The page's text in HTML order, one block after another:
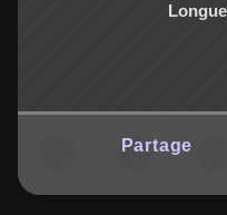
Partage